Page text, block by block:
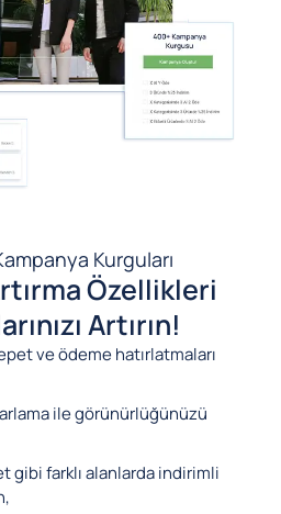
Kurguları
Özellikleri
Artırın!
ve ödeme hatırlatmaları
ile görünürlüğünüzü
gibi farklı alanlarda indirimli